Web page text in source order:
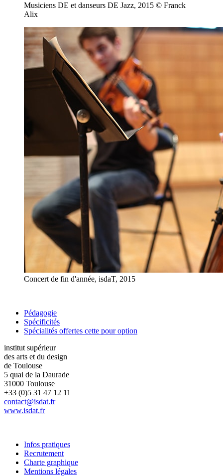
Musiciens DE et danseurs DE Jazz, 2015 © Franck
Alix
Concert de fin d'année, isdaT, 2015
Pédagogie
Spécificités
Spécialités offertes cette pour option
institut supérieur
des arts et du design
de Toulouse
5 quai de la Daurade
31000 Toulouse
+33 (0)5 31 47 12 11
contact@isdat.fr
www.isdat.fr
Infos pratiques
Recrutement
Charte graphique
Mentions légales